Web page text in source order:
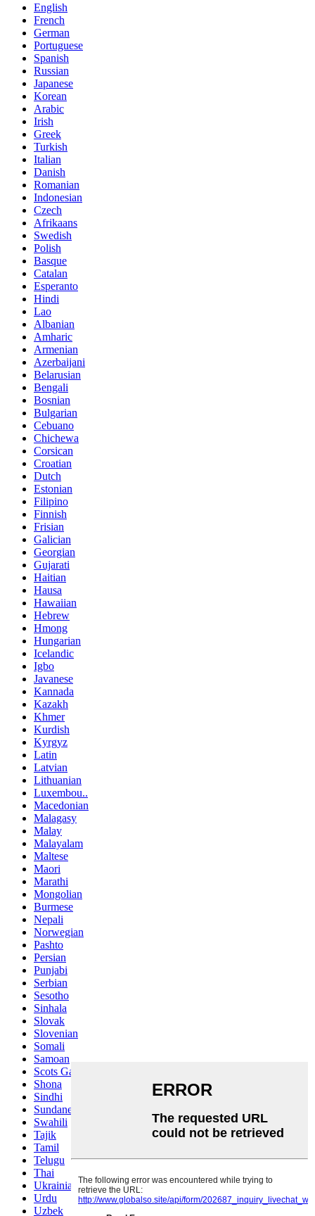
English
French
German
Portuguese
Spanish
Russian
Japanese
Korean
Arabic
Irish
Greek
Turkish
Italian
Danish
Romanian
Indonesian
Czech
Afrikaans
Swedish
Polish
Basque
Catalan
Esperanto
Hindi
Lao
Albanian
Amharic
Armenian
Azerbaijani
Belarusian
Bengali
Bosnian
Bulgarian
Cebuano
Chichewa
Corsican
Croatian
Dutch
Estonian
Filipino
Finnish
Frisian
Galician
Georgian
Gujarati
Haitian
Hausa
Hawaiian
Hebrew
Hmong
Hungarian
Icelandic
Igbo
Javanese
Kannada
Kazakh
Khmer
Kurdish
Kyrgyz
Latin
Latvian
Lithuanian
Luxembou..
Macedonian
Malagasy
Malay
Malayalam
Maltese
Maori
Marathi
Mongolian
Burmese
Nepali
Norwegian
Pashto
Persian
Punjabi
Serbian
Sesotho
Sinhala
Slovak
Slovenian
Somali
Samoan
Scots Gaelic
Shona
Sindhi
Sundanese
Swahili
Tajik
Tamil
Telugu
Thai
Ukrainian
Urdu
Uzbek